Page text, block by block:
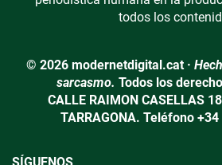
todos los
© 2026 modernetdigital.cat ·
sarcasmo. Todos los
CALLE RAIMON CASELLAS
TARRAGONA. Teléfono
SÍGUENOS